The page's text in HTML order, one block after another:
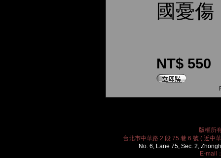
國憂傷
NT$ 550
版權所
台北市中華路 2 段 75 巷 6 號 ( 近
No. 6, Lane 75, Sec. 2,
E-mail